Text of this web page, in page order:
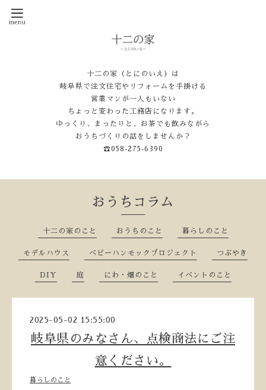
十二の家（とにのいえ）は
岐阜県で注文住宅やリフォームを手掛ける
営業マンが一人もいない
ちょっと変わった工務店になります。
ゆっくり、まったりと、お茶でも飲みながら
おうちづくりの話をしませんか？
☎058‐275‐6390
おうちコラム
十二の家のこと おうちのこと 暮らしのこと
モデルハウス ベビーハンモックプロジェクト つぶやき
DIY 庭 にわ・畑のこと イベントのこと
2025-05-02 15:55:00
岐阜県のみなさん、点検商法にご注
意ください。
暮らしのこと